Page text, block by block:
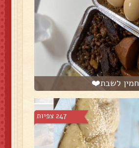
חמין לשבת❤️
247 צפיות